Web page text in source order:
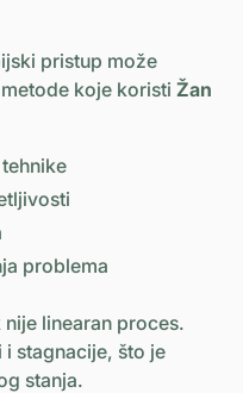
pristup može
koje koristi Žan
problema
linearan proces.
stagnacije, što je
stanja.